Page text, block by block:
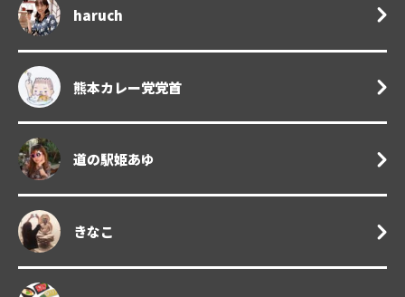
haruch
熊本カレー党党首
道の駅姫あゆ
きなこ